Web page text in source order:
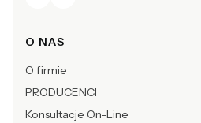
Linki w stopce
O NAS
O firmie
PRODUCENCI
Konsultacje On-Line